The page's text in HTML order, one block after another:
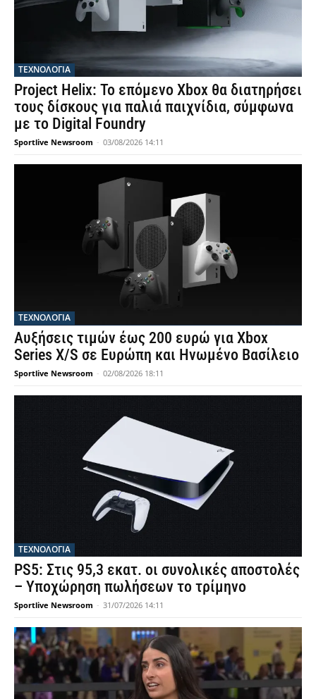
ΤΕΧΝΟΛΟΓΙΑ
Project Helix: Το επόμενο Xbox θα διατηρήσει
τους δίσκους για παλιά παιχνίδια, σύμφωνα
με το Digital Foundry
Sportlive Newsroom - 03/08/2026 14:11
ΤΕΧΝΟΛΟΓΙΑ
Αυξήσεις τιμών έως 200 ευρώ για Xbox
Series X/S σε Ευρώπη και Ηνωμένο Βασίλειο
Sportlive Newsroom - 02/08/2026 18:11
ΤΕΧΝΟΛΟΓΙΑ
PS5: Στις 95,3 εκατ. οι συνολικές αποστολές
– Υποχώρηση πωλήσεων το τρίμηνο
Sportlive Newsroom - 31/07/2026 14:11